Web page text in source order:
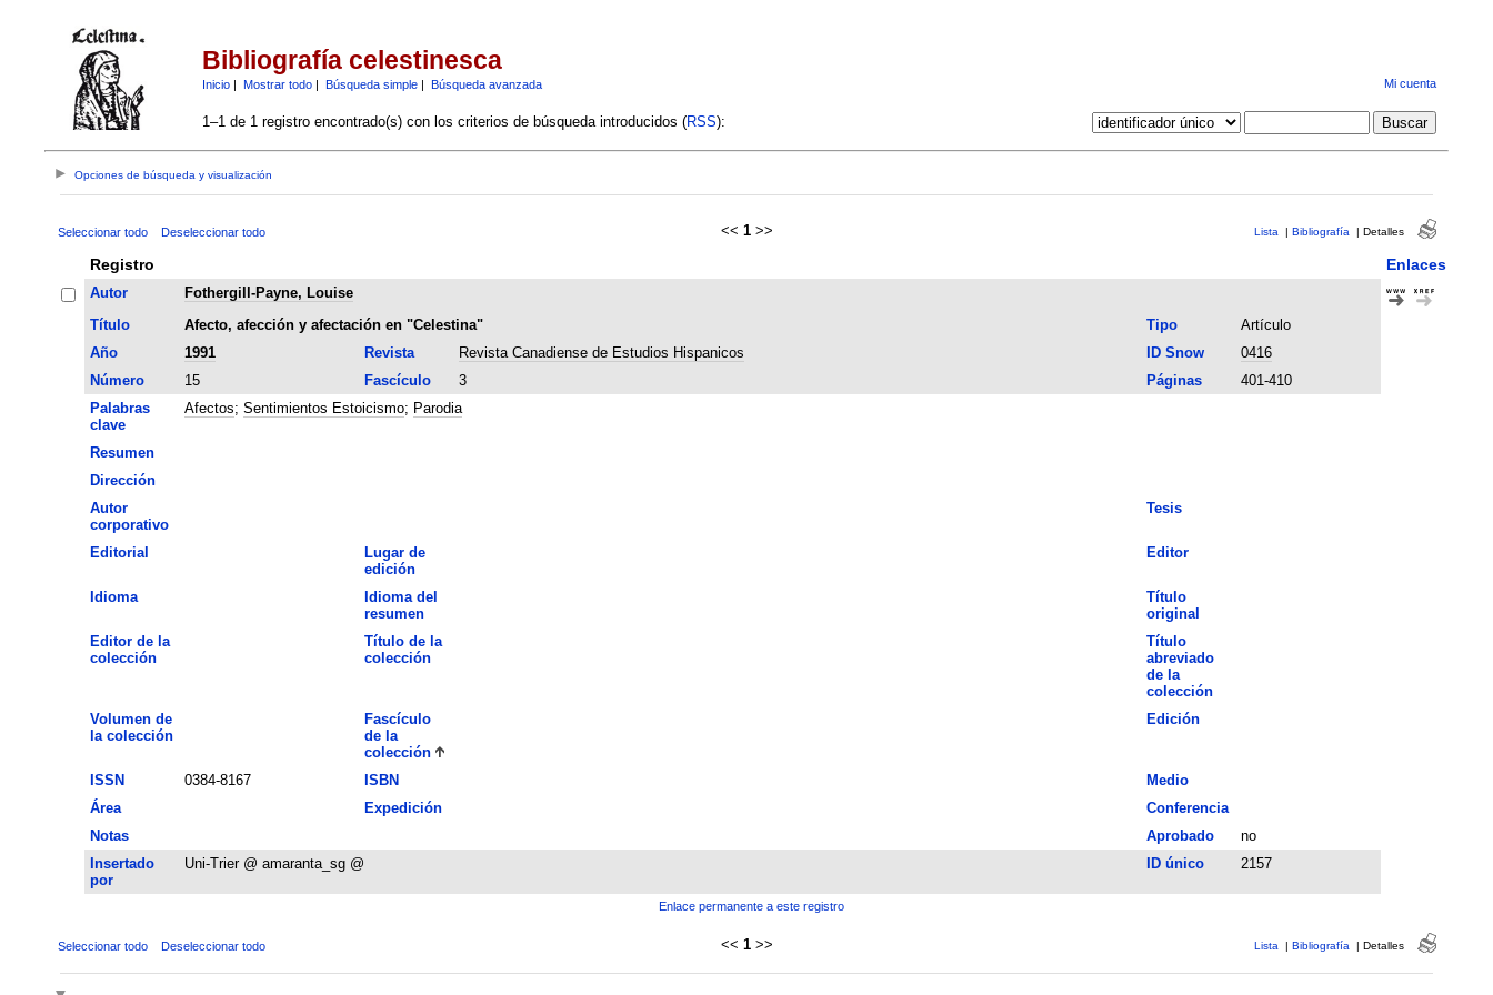
Bibliografía celestinesca
Inicio| Mostrar todo| Búsqueda simple| Búsqueda avanzada Mi cuenta
1–1 de 1 registro encontrado(s) con los criterios de búsqueda introducidos (RSS):
Opciones de búsqueda y visualización
Seleccionar todo Deseleccionar todo << 1 >> Lista | Bibliografía | Detalles
Registro Enlaces
Autor
Fothergill-Payne, Louise
Título
Afecto, afección y afectación en "Celestina" Tipo
Artículo
Año
1991 Revista Revista Canadiense de Estudios Hispanicos ID Snow
0416
Número
15 Fascículo 3 Páginas
401-410
Palabras
clave
Afectos; Sentimientos Estoicismo; Parodia
Resumen
Dirección
Autor
corporativo
Tesis
Editorial
Lugar de
edición
Editor
Idioma
Idioma del
resumen
Título
original
Editor de la
colección
Título de la
colección
Título
abreviado
de la
colección
Volumen de
la colección
Fascículo
de la
colección
Edición
ISSN 0384-8167 ISBN
Medio
Área
Expedición
Conferencia
Notas
Aprobado
no
Insertado
por
Uni-Trier @ amaranta_sg @ ID único 2157
Enlace permanente a este registro
Seleccionar todo Deseleccionar todo << 1 >> Lista | Bibliografía | Detalles